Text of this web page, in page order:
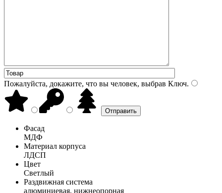
Пожалуйста, докажите, что вы человек, выбрав Ключ.
Фасад
МДФ
Материал корпуса
ЛДСП
Цвет
Светлый
Раздвижная система
алюминиевая, нижнеопорная